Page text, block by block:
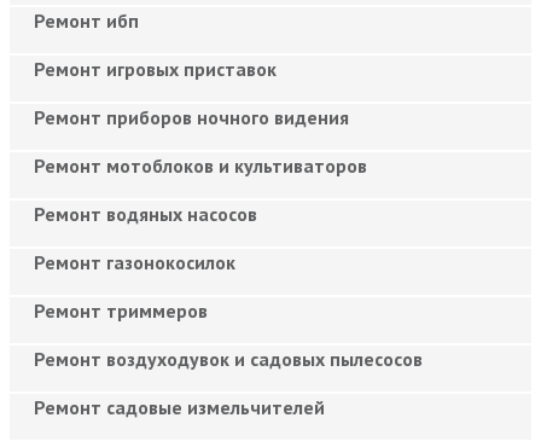
Ремонт ибп
Ремонт игровых приставок
Ремонт приборов ночного видения
Ремонт мотоблоков и культиваторов
Ремонт водяных насосов
Ремонт газонокосилок
Ремонт триммеров
Ремонт воздуходувок и садовых пылесосов
Ремонт садовые измельчителей